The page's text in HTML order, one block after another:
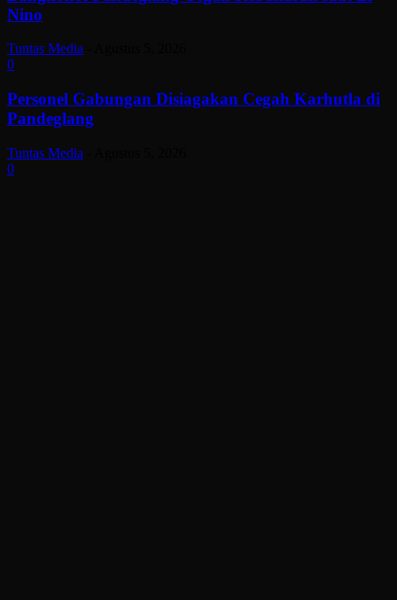
Nino
Tuntas Media
0
Personel Gabungan Disiagakan Cegah Karhutla di
Pandeglang
Tuntas Media
0